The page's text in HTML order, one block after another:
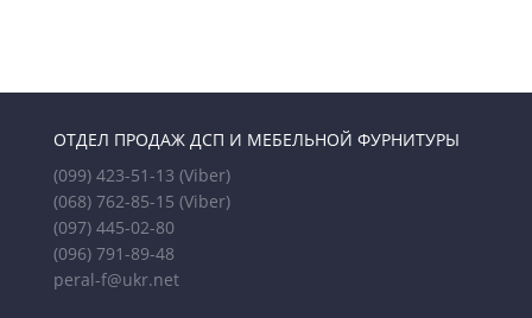
ОТДЕЛ ПРОДАЖ ДСП И МЕБЕЛЬНОЙ ФУРНИТУРЫ
(099) 423-51-13 (Viber)
(068) 762-85-15 (Viber)
(097) 445-02-80
(096) 791-89-48
peral-f@ukr.net